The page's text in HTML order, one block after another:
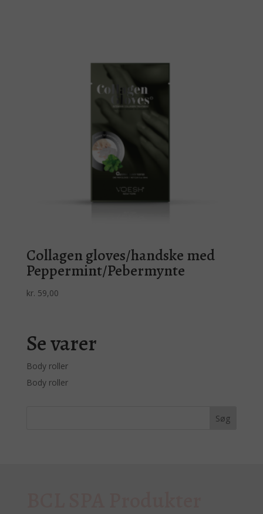
Collagen gloves/handske med
Peppermint/Pebermynte
kr. 59,00
Se varer
Body roller
Body roller